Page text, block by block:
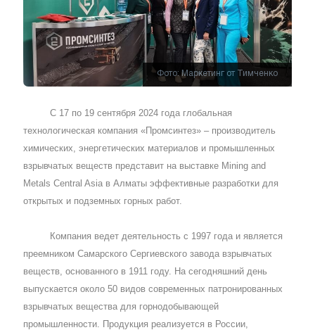
Фото: Маркетинг от Тимченко
С 17 по 19 сентября 2024 года глобальная
технологическая компания «Промсинтез» – производитель
химических, энергетических материалов и промышленных
взрывчатых веществ представит на выставке Mining and
Metals Central Asia в Алматы эффективные разработки для
открытых и подземных горных работ.
Компания ведет деятельность с 1997 года и является
преемником Самарского Сергиевского завода взрывчатых
веществ, основанного в 1911 году. На сегодняшний день
выпускается около 50 видов современных патронированных
взрывчатых вещества для горнодобывающей
промышленности. Продукция реализуется в России,